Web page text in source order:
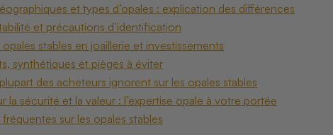
et types d’opales : explication des différences
et précautions d’identification
opales stables en joaillerie et investissements
synthétiques et pièges à éviter
des acheteurs ignorent sur les opales stables
la sécurité et la valeur : l’expertise opale à votre portée
sur les opales stables